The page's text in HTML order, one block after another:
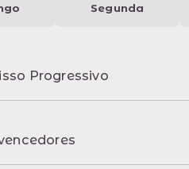
Segunda
Progressivo